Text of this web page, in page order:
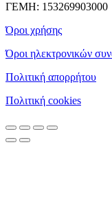
ΓΕΜΗ: 153269903000
Όροι χρήσης
Όροι ηλεκτρονικών
Πολιτική απορρήτου
Πολιτική cookies